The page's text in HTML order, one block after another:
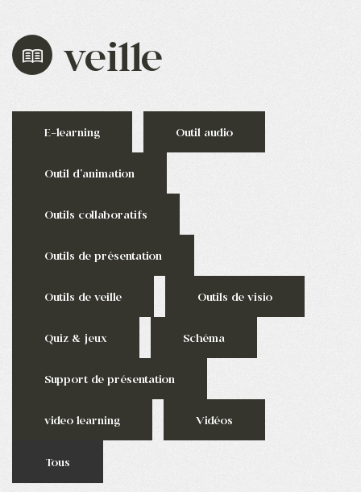
veille
E-learning Outil audio
Outil d'animation
Outils collaboratifs
Outils de présentation
Outils de veille Outils de visio
Quiz & jeux Schéma
Support de présentation
video learning Vidéos
Tous